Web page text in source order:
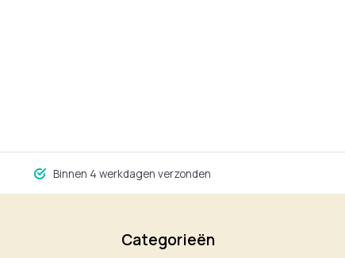
Binnen 4 werkdagen verzonden
Categorieën